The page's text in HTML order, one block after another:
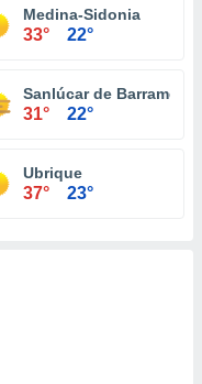
Medina-Sidonia
33° 22°
Sanlúcar de Barrameda
31° 22°
Ubrique
37° 23°